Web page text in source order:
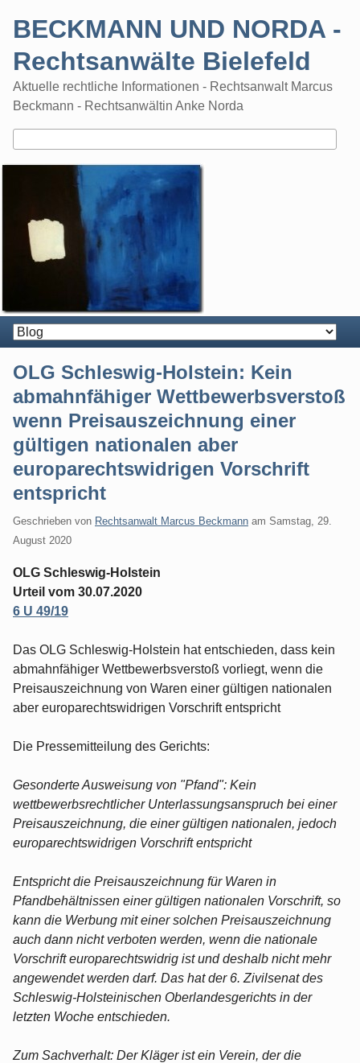
BECKMANN UND NORDA -
Rechtsanwälte Bielefeld
Aktuelle rechtliche Informationen - Rechtsanwalt Marcus
Beckmann - Rechtsanwältin Anke Norda
OLG Schleswig-Holstein: Kein
abmahnfähiger Wettbewerbsverstoß
wenn Preisauszeichnung einer
gültigen nationalen aber
europarechtswidrigen Vorschrift
entspricht
Geschrieben von Rechtsanwalt Marcus Beckmann am Samstag, 29.
August 2020
OLG Schleswig-Holstein
Urteil vom 30.07.2020
6 U 49/19
Das OLG Schleswig-Holstein hat entschieden, dass kein
abmahnfähiger Wettbewerbsverstoß vorliegt, wenn die
Preisauszeichnung von Waren einer gültigen nationalen
aber europarechtswidrigen Vorschrift entspricht
Die Pressemitteilung des Gerichts:
Gesonderte Ausweisung von "Pfand": Kein
wettbewerbsrechtlicher Unterlassungsanspruch bei einer
Preisauszeichnung, die einer gültigen nationalen, jedoch
europarechtswidrigen Vorschrift entspricht
Entspricht die Preisauszeichnung für Waren in
Pfandbehältnissen einer gültigen nationalen Vorschrift, so
kann die Werbung mit einer solchen Preisauszeichnung
auch dann nicht verboten werden, wenn die nationale
Vorschrift europarechtswidrig ist und deshalb nicht mehr
angewendet werden darf. Das hat der 6. Zivilsenat des
Schleswig-Holsteinischen Oberlandesgerichts in der
letzten Woche entschieden.
Zum Sachverhalt: Der Kläger ist ein Verein, der die